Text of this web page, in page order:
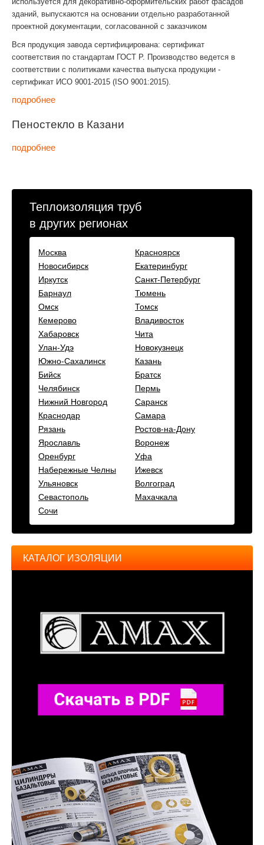
зданий, выпускаются на основании отдельно разработанной
проектной документации, согласованной с заказчиком
Вся продукция завода сертифицирована: сертификат
соответствия по стандартам ГОСТ Р. Производство ведется в
соответствии с политиками качества выпуска продукции -
сертификат ИСО 9001-2015 (ISO 9001:2015).
подробнее
Пеностекло в Казани
подробнее
Теплоизоляция труб
в других регионах
Москва
Красноярск
Новосибирск
Екатеринбург
Иркутск
Санкт-Петербург
Барнаул
Тюмень
Омск
Томск
Кемерово
Владивосток
Хабаровск
Чита
Улан-Удэ
Новокузнецк
Южно-Сахалинск
Казань
Бийск
Братск
Челябинск
Пермь
Нижний Новгород
Саранск
Краснодар
Самара
Рязань
Ростов-на-Дону
Ярославль
Воронеж
Оренбург
Уфа
Набережные Челны
Ижевск
Ульяновск
Волгоград
Севастополь
Махачкала
Сочи
КАТАЛОГ ИЗОЛЯЦИИ